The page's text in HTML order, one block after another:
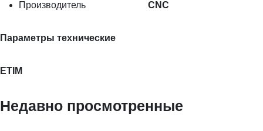
Производитель CNC
Параметры технические
ETIM
Недавно просмотренные